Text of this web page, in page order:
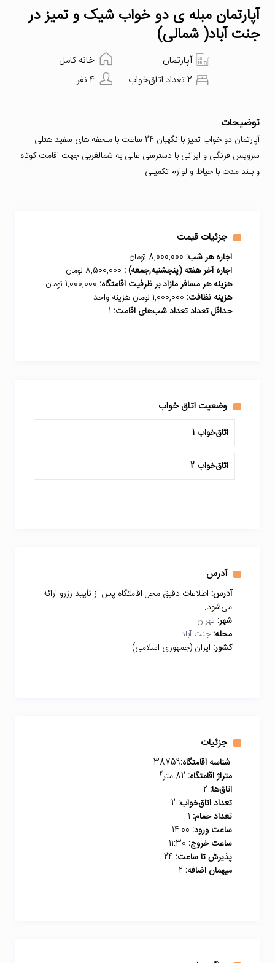
آپارتمان مبله ی دو خواب شیک و تمیز در
جنت آباد( شمالی)
خانه کامل
آپارتمان
4 نفر
2 تعداد اتاق‌خواب
توضیحات
آپارتمان دو خواب تمیز با نگهبان 24 ساعت با ملحفه های سفید هتلی
سرویس فرنگی و ایرانی با دسترسی عالی به شمالغربی جهت اقامت کوتاه
و بلند مدت با حیاط و لوازم تکمیلی
جزئیات قیمت
اجاره هر شب:
اجاره آخر هفته (پنجشنبه,جمعه) :
هزینه هر مسافر مازاد بر ظرفیت اقامتگاه:
هزینه نظافت:
حداقل تعداد تعداد شب‌های اقامت:
وضعیت اتاق خواب
اتاق‌خواب 1
اتاق‌خواب 2
آدرس
آدرس: اطلاعات دقیق محل اقامتگاه پس از تأیید رزرو ارائه
می‌شود.
شهر: تهران
محله: جنت آباد
کشور: ایران (جمهوری اسلامی)
جزئیات
شناسه اقامتگاه:38759
متراژ اقامتگاه:
2
اتاق‌ها:
تعداد اتاق‌خواب:
تعداد حمام:
ساعت ورود:
ساعت خروج:
پذیرش تا ساعت:
میهمان اضافه: